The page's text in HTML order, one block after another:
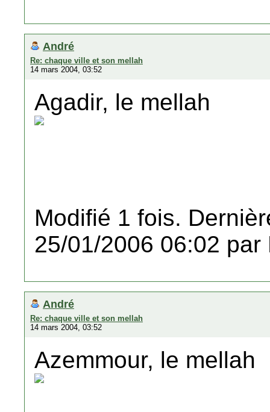
André
Re: chaque ville et son mellah
14 mars 2004, 03:52
Agadir, le mellah
Modifié 1 fois.
25/01/2006 06:02 par
André
Re: chaque ville et son mellah
14 mars 2004, 03:52
Azemmour, le mellah